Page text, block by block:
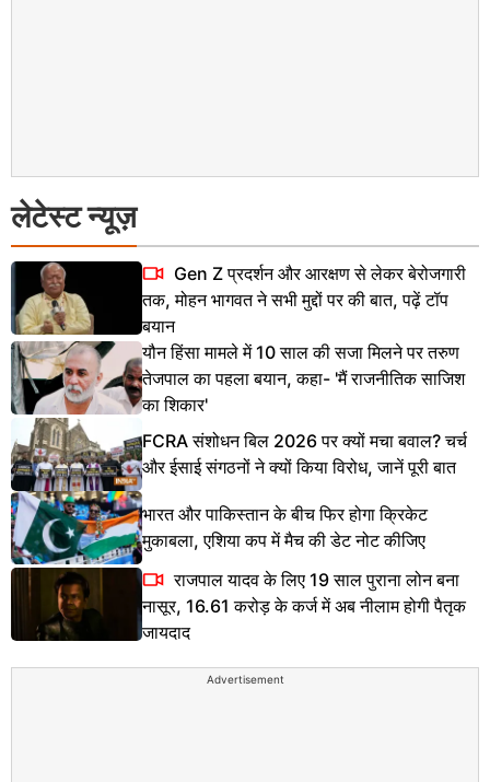
लेटेस्ट न्यूज़
Gen Z प्रदर्शन और आरक्षण से लेकर बेरोजगारी
तक, मोहन भागवत ने सभी मुद्दों पर की बात, पढ़ें टॉप
बयान
यौन हिंसा मामले में 10 साल की सजा मिलने पर तरुण
तेजपाल का पहला बयान, कहा- 'मैं राजनीतिक साजिश
का शिकार'
FCRA संशोधन बिल 2026 पर क्यों मचा बवाल? चर्च
और ईसाई संगठनों ने क्यों किया विरोध, जानें पूरी बात
भारत और पाकिस्तान के बीच फिर होगा क्रिकेट
मुकाबला, एशिया कप में मैच की डेट नोट कीजिए
राजपाल यादव के लिए 19 साल पुराना लोन बना
नासूर, 16.61 करोड़ के कर्ज में अब नीलाम होगी पैतृक
जायदाद
Advertisement